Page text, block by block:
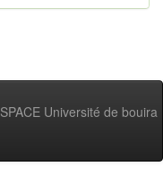
Université de bouira